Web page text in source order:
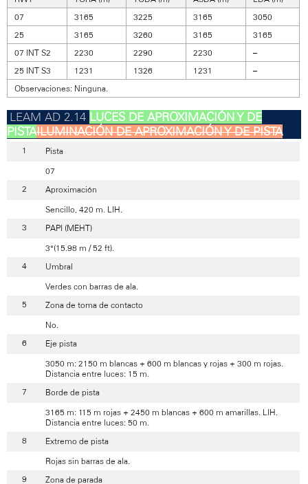
07
3165 3225 3165
3050
25
3165 3260 3165
3165
07 INT S2
2230 2290 2230
–
25 INT S3
1231 1326 1231
–
Observaciones: Ninguna.
LUCES DE APROXIMACIÓN Y DE
PISTAILUMINACIÓN DE APROXIMACIÓN Y DE PISTA
Pista
07
Aproximación
Sencillo, 420 m. LIH.
PAPI (MEHT)
3°(15.98 m / 52 ft).
Umbral
Verdes con barras de ala.
Zona de toma de contacto
No.
Eje pista
3050 m: 2150 m blancas + 600 m blancas y rojas + 300 m rojas.
Distancia entre luces: 15 m.
Borde de pista
3165 m: 115 m rojas + 2450 m blancas + 600 m amarillas. LIH.
Distancia entre luces: 50 m.
Extremo de pista
Rojas sin barras de ala.
Zona de parada